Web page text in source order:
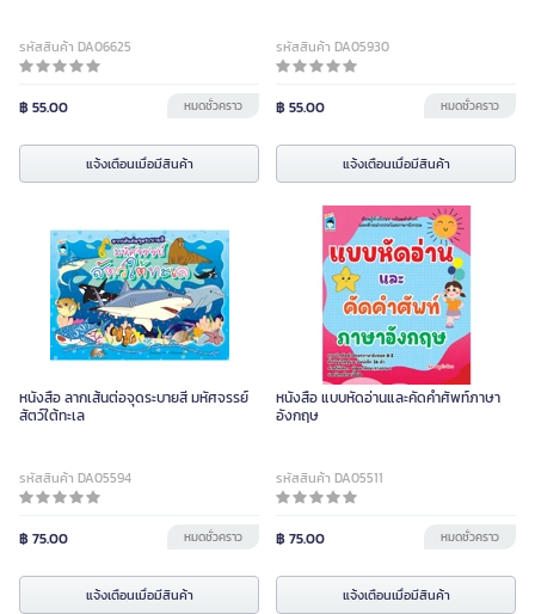
รหัสสินค้า DA06625
฿ 55.00 หมดชั่วคราว
แจ้งเตือนเมื่อมีสินค้า
รหัสสินค้า DA05930
฿ 55.00 หมดชั่วคราว
แจ้งเตือนเมื่อมีสินค้า
หนังสือ ลากเส้นต่อจุดระบายสี มหัศจรรย์
สัตว์ใต้ทะเล
รหัสสินค้า DA05594
฿ 75.00 หมดชั่วคราว
แจ้งเตือนเมื่อมีสินค้า
หนังสือ แบบหัดอ่านและคัดคำศัพท์ภาษา
อังกฤษ
รหัสสินค้า DA05511
฿ 75.00 หมดชั่วคราว
แจ้งเตือนเมื่อมีสินค้า